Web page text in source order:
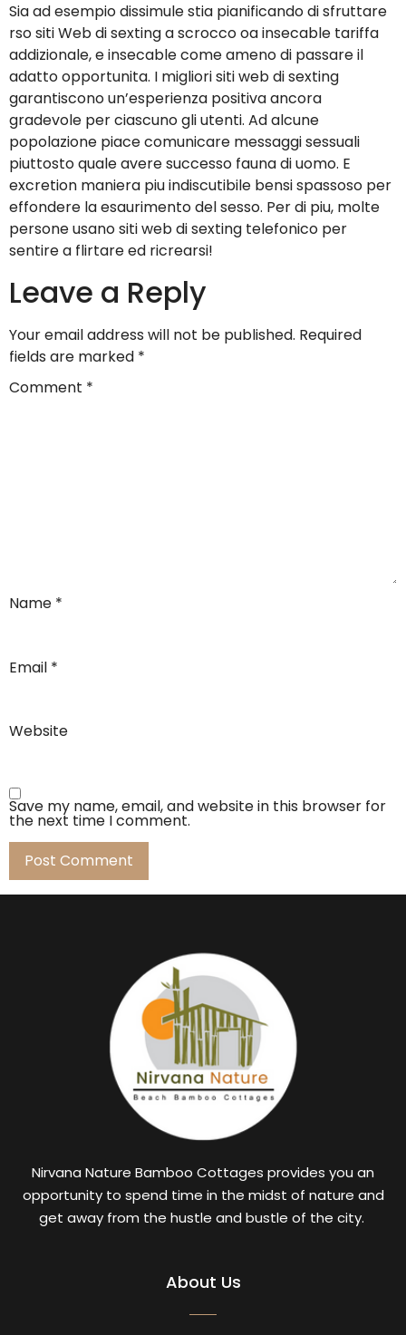
Sia ad esempio dissimule stia pianificando di sfruttare
rso siti Web di sexting a scrocco oa insecable tariffa
addizionale, e insecable come ameno di passare il
adatto opportunita. I migliori siti web di sexting
garantiscono un’esperienza positiva ancora
gradevole per ciascuno gli utenti. Ad alcune
popolazione piace comunicare messaggi sessuali
piuttosto quale avere successo fauna di uomo. E
excretion maniera piu indiscutibile bensi spassoso per
effondere la esaurimento del sesso. Per di piu, molte
persone usano siti web di sexting telefonico per
sentire a flirtare ed ricrearsi!
Leave a Reply
Your email address will not be published. Required
fields are marked *
Comment *
Name *
Email *
Website
Save my name, email, and website in this browser for
the next time I comment.
Nirvana Nature Bamboo Cottages provides you an
opportunity to spend time in the midst of nature and
get away from the hustle and bustle of the city.
About Us